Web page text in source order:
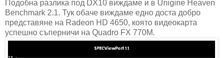
Подобна разлика под DX10 виждаме и в Unigine Heaven
Benchmark 2.1. Тук обаче виждаме едно доста добро
представяне на Radeon HD 4650, която видеокарта
успешно съперничи на Quadro FX 770M.